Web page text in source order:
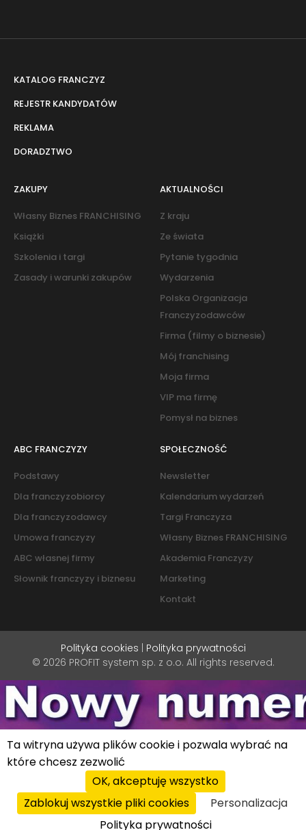
KATALOG FRANCZYZ
REJESTR KANDYDATÓW
REKLAMA
DORADZTWO
ZAKUPY
Własny Biznes FRANCHISING
Książki
Szkolenia i targi
Zasady i warunki zakupów
AKTUALNOŚCI
Z kraju
Ze świata
Pytanie tygodnia
Wydarzenia
Polska Organizacja
Franczyzodawców
Firma (filmy o biznesie)
Mój franchising
Moja firma
VIP ma firmę
Pomysł na biznes
ABC FRANCZYZY
Podstawy
Dla franczyzobiorcy
Dla franczyzodawcy
Umowa franczyzy
ABC własnej firmy
Słownik franczyzy i biznesu
SPOŁECZNOŚĆ
Newsletter
Kalendarium wydarzeń
Targi Franczyza
Własny Biznes FRANCHISING
Akademia Franczyzy
Marketing
Kontakt
Polityka cookies
Polityka prywatności
© 2026 PROFIT system sp. z o.o. All rights reserved.
Ta witryna używa plików cookie i pozwala wybrać na
które chcesz zezwolić
OK, akceptuję wszystko
Zablokuj wszystkie pliki cookies
Personalizacja
Polityka prywatności